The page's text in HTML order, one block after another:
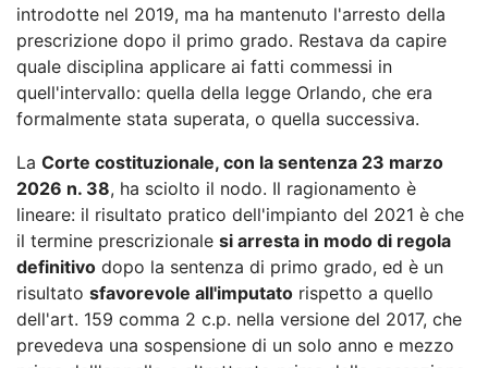
introdotte nel 2019, ma ha mantenuto l'arresto della
prescrizione dopo il primo grado. Restava da capire
quale disciplina applicare ai fatti commessi in
quell'intervallo: quella della legge Orlando, che era
formalmente stata superata, o quella successiva.
La Corte costituzionale, con la sentenza 23 marzo
2026 n. 38, ha sciolto il nodo. Il ragionamento è
lineare: il risultato pratico dell'impianto del 2021 è che
il termine prescrizionale si arresta in modo di regola
definitivo dopo la sentenza di primo grado, ed è un
risultato sfavorevole all'imputato rispetto a quello
dell'art. 159 comma 2 c.p. nella versione del 2017, che
prevedeva una sospensione di un solo anno e mezzo